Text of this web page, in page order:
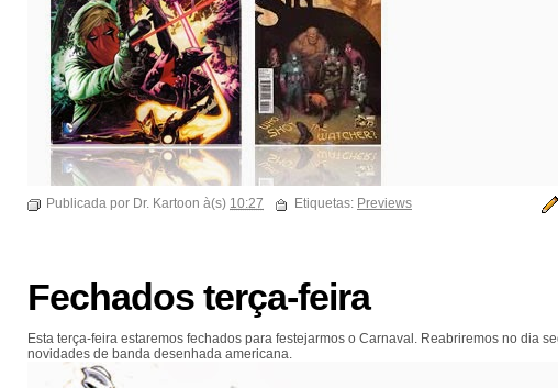
Publicada por Dr. Kartoon à(s) 10:27 Etiquetas: Previews
Fechados terça-feira
Esta terça-feira estaremos fechados para festejarmos o Carnaval. Reabriremos no dia
novidades de banda desenhada americana.